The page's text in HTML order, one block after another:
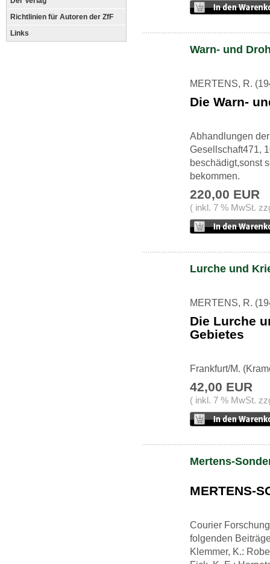
Richtlinien für Autoren der ZfF
Links
Warn- und
MERTENS, R.
Die Warn-
Abhandlungen
Gesellschaft471,
beschädigt,sonst
bekommen.
220,00 EUR
( inkl. 7 % MwSt.
Lurche und
MERTENS, R.
Die Lurche
Gebietes
Frankfurt/M.
42,00 EUR
( inkl. 7 % MwSt.
Mertens-
MERTENS-
Courier
folgenden
Klemmer, K.: